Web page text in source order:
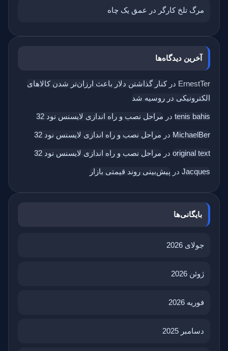
مرگ تلخ کارگر در عمق یک چاه
آخرین دیدگاه‌ها
ErnestTer درکنار گذاشتن دلار باعث ارزان‌تر شدن کالاهای
الکترونیکی در روسیه شد
tenis bahis در مراحل نصب و راه اندازی لایسنس نود 32
MichaelBer در مراحل نصب و راه اندازی لایسنس نود 32
original text در مراحل نصب و راه اندازی لایسنس نود 32
Jacques در پیش‌بینی روند قیمتی بازار
بایگانی‌ها
جولای 2026
ژوئن 2026
فوریه 2026
دسامبر 2025